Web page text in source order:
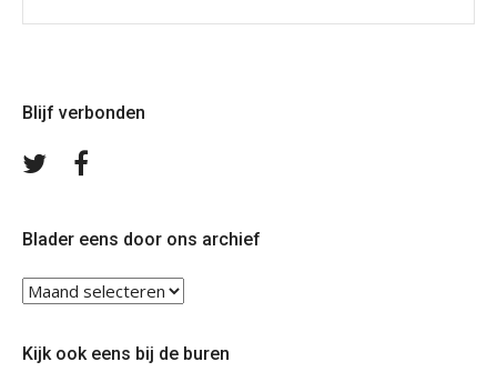
Blijf verbonden
Volg
Blader eens door ons archief
Blader
eens
ons
Kijk ook eens bij de buren